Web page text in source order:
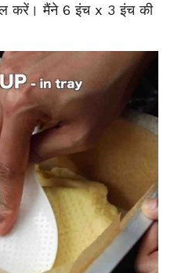
करें। मैंने 6 इंच x 3 इंच की